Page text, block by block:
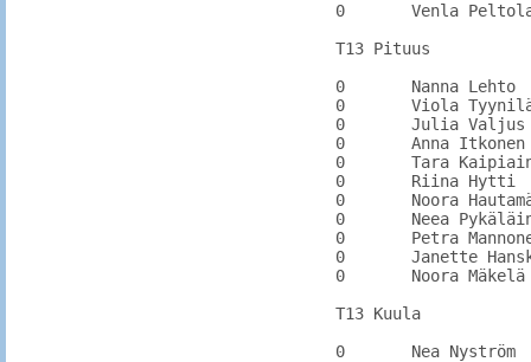
0	Venla Peltola	LUM		2.03	2.11
T13 Pituus
0	Nanna Lehto	PyhtKi
0	Viola Tyynilä	KarhU
0	Julia Valjus	KarhU
0	Anna Itkonen	KarhU
0	Tara Kaipiainen	PyhtYr	4.45	4.45
0	Riina Hytti		PyhtYr	3.77	3.77
0	Noora Hautamäki	PyhtY	4.31	4.31
0	Neea Pykäläinen	KarhU
0	Petra Mannonen	KarhU		3.77
0	Janette Hanski	KarhU	4.26	4.26
0	Noora Mäkelä	AnjLi	3.96	3.96
T13 Kuula
0	Nea Nyström	KarhU